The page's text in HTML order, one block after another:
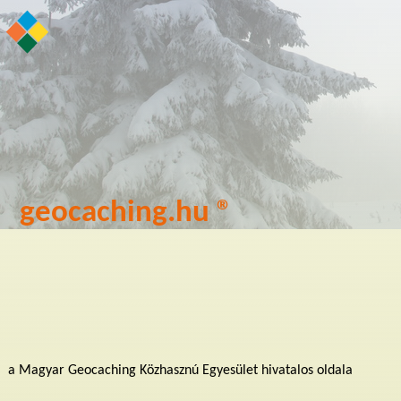
geocaching.hu ®
a Magyar Geocaching Közhasznú Egyesület hivatalos oldala